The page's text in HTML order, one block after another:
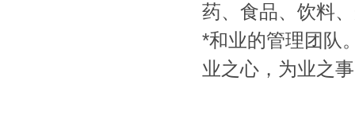
药、食品、饮料
*和业的管理团队
业之心，为业之事